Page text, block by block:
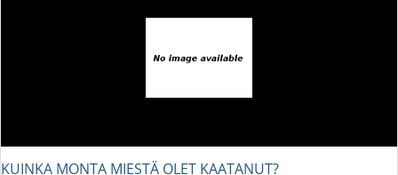
KUINKA MONTA MIESTÄ OLET KAATANUT?